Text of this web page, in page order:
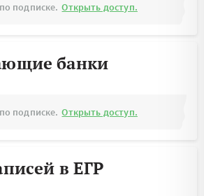
подписке. Открыть доступ.
банки
подписке. Открыть доступ.
в ЕГР